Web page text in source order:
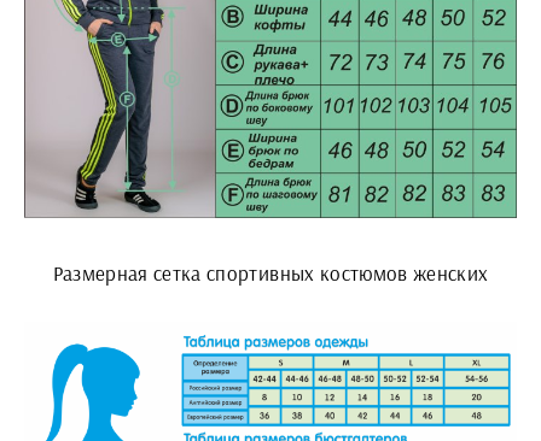
Размерная сетка спортивных костюмов женских